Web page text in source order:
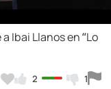
Ibai Llanos en “Lo
2 1